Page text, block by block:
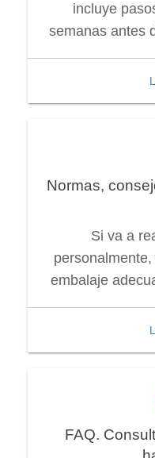
incluye
semanas antes
Normas,
Si va a
embalaje
FAQ.